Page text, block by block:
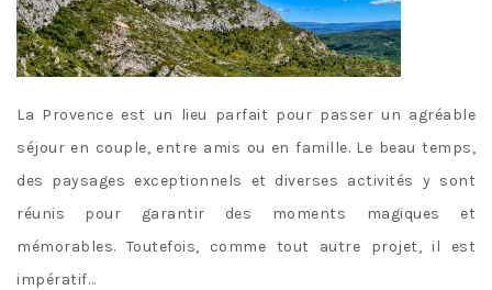
La Provence est un lieu parfait pour passer un agréable
séjour en couple, entre amis ou en famille. Le beau temps,
des paysages exceptionnels et diverses activités y sont
réunis pour garantir des moments magiques et
mémorables. Toutefois, comme tout autre projet, il est
impératif…